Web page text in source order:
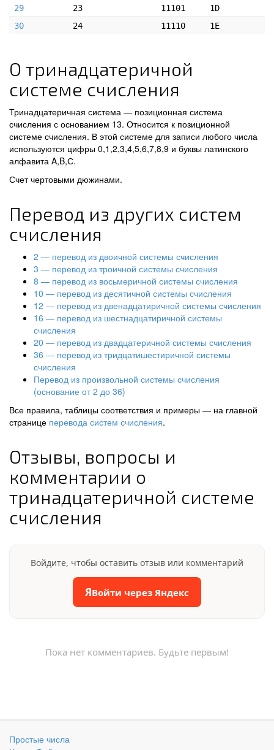
29
23 11101
1D
30
24 11110 1E
О тринадцатеричной
системе счисления
Тринадцатеричная система — позиционная система
счисления с основанием 13. Относится к позиционной
системе счисления. В этой системе для записи любого числа
используются цифры 0,1,2,3,4,5,6,7,8,9 и буквы латинского
алфавита A,B,С.
Счет чертовыми дюжинами.
Перевод из других систем
счисления
2 — перевод из двоичной системы счисления
3 — перевод из троичной системы счисления
8 — перевод из восьмеричной системы счисления
10 — перевод из десятичной системы счисления
12 — перевод из двенадцатиричной системы счисления
16 — перевод из шестнадцатиричной системы
счисления
20 — перевод из двадцатеричной системы счисления
36 — перевод из тридцатишестиричной системы
счисления
Перевод из произвольной системы счисления
(основание от 2 до 36)
Все правила, таблицы соответствия и примеры — на главной
странице перевода систем счисления.
Отзывы, вопросы и
комментарии о
тринадцатеричной системе
счисления
Войдите, чтобы оставить отзыв или комментарий
ЯВойти через Яндекс
Пока нет комментариев. Будьте первым!
Простые числа